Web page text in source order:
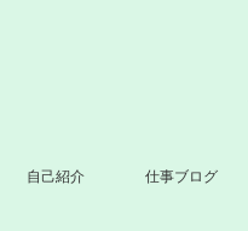
自己紹介 仕事ブログ